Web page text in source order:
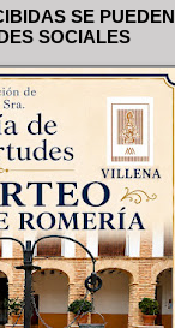
SE PUEDEN
SOCIALES